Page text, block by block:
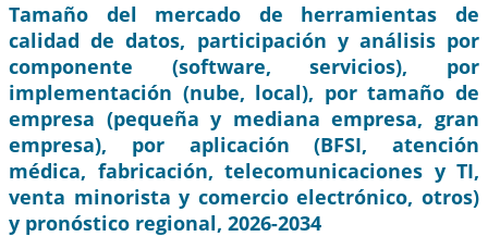
Tamaño del mercado de herramientas de
calidad de datos, participación y análisis por
componente (software, servicios), por
implementación (nube, local), por tamaño de
empresa (pequeña y mediana empresa, gran
empresa), por aplicación (BFSI, atención
médica, fabricación, telecomunicaciones y TI,
venta minorista y comercio electrónico, otros)
y pronóstico regional, 2026-2034